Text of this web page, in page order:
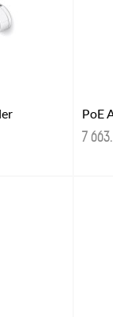
7 663.